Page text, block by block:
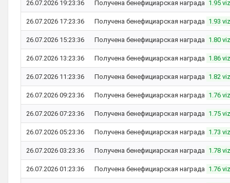
26.07.2026 19:23:36 Получена бенефициарская награда 1.95 viz
26.07.2026 17:23:36 Получена бенефициарская награда 1.93 viz
26.07.2026 15:23:36 Получена бенефициарская награда 1.80 viz
26.07.2026 13:23:36 Получена бенефициарская награда 1.86 viz
26.07.2026 11:23:36 Получена бенефициарская награда 1.82 viz
26.07.2026 09:23:36 Получена бенефициарская награда 1.76 viz
26.07.2026 07:23:36 Получена бенефициарская награда 1.75 viz
26.07.2026 05:23:36 Получена бенефициарская награда 1.73 viz
26.07.2026 03:23:36 Получена бенефициарская награда 1.78 viz
26.07.2026 01:23:36 Получена бенефициарская награда 1.76 viz